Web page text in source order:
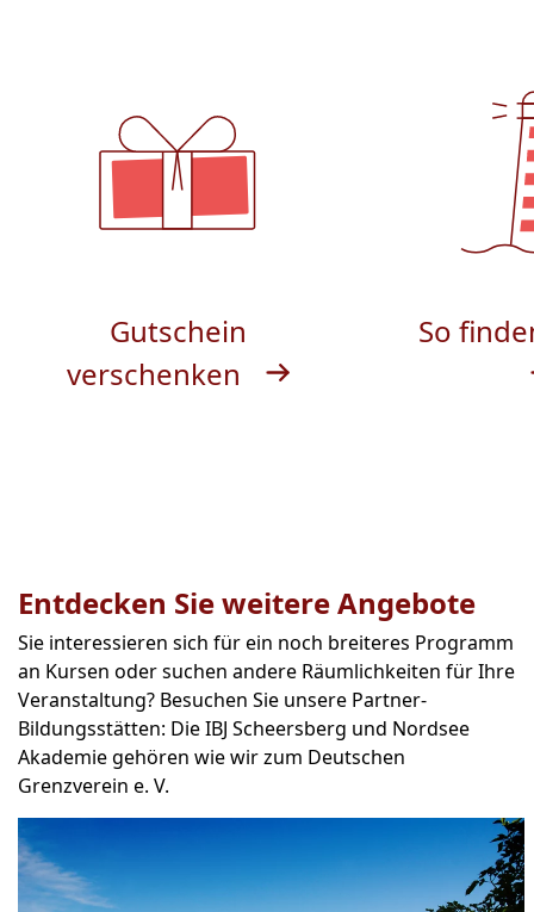
Gutschein
verschenken
So
Entdecken Sie weitere Angebote
Sie interessieren sich für ein noch breiteres Programm
an Kursen oder suchen andere Räumlichkeiten für Ihre
Veranstaltung? Besuchen Sie unsere Partner-
Bildungsstätten: Die IBJ Scheersberg und Nordsee
Akademie gehören wie wir zum Deutschen
Grenzverein e. V.